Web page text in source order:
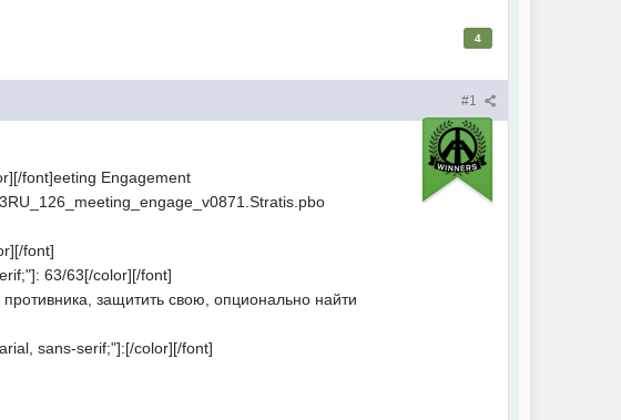
4
#1
font]eeting Engagement
font]
63/63[/color][/font]
защитить свою, опционально найти
sans-serif;"]:[/color][/font]